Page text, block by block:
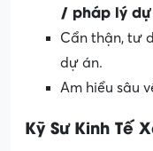
/ pháp lý dự
Cẩn thận, tư
dự án.
Am hiểu sâu
Kỹ Sư Kinh Tế